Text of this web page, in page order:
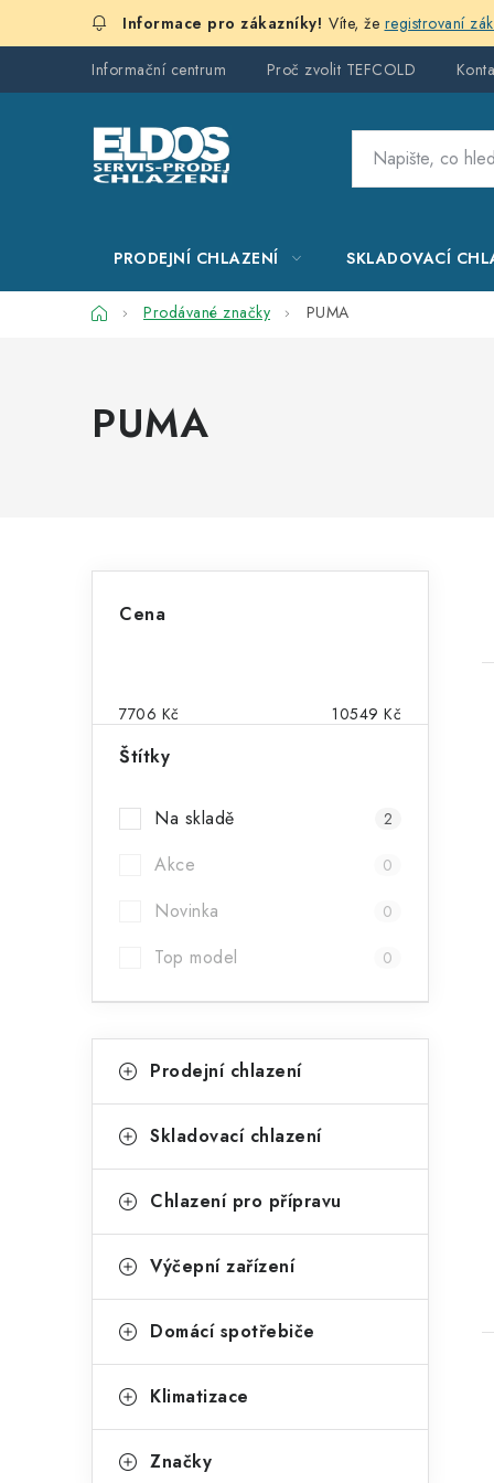
Víte, že registrovaní
Informační centrum Proč zvolit TEFCOLD
PRODEJNÍ CHLAZENÍ SKLADOVACÍ
DomůProdávané značky PUMA
PUMA
t
a
n
e
Cena
7706 Kč 10549 Kč
Štítky
Na skladě 2
Akce 0
Novinka 0
Top model 0
kategorie
a
e
o
i
Prodejní chlazení
Skladovací chlazení
Chlazení pro přípravu
Výčepní zařízení
Domácí spotřebiče
Klimatizace
Značky